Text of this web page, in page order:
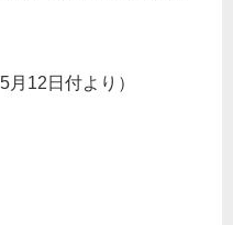
月12日付より）